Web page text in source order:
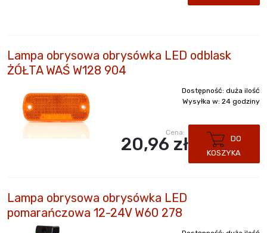
Lampa obrysowa obrysówka LED odblask
ŻÓŁTA WAŚ W128 904
Dostępność: duża ilość
Wysyłka w: 24 godziny
Cena:
20,96 zł
DO
KOSZYKA
Lampa obrysowa obrysówka LED
pomarańczowa 12-24V W60 278